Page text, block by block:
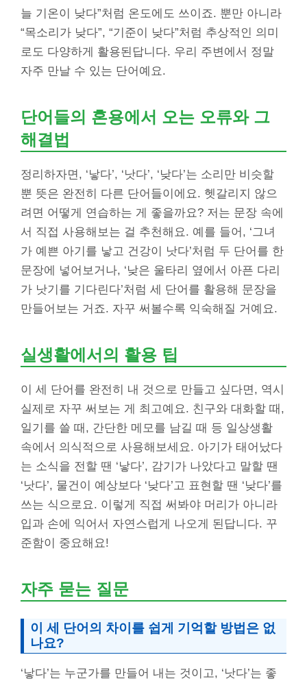
늘 기온이 낮다”처럼 온도에도 쓰이죠. 뿐만 아니라
“목소리가 낮다”, “기준이 낮다”처럼 추상적인 의미
로도 다양하게 활용된답니다. 우리 주변에서 정말
자주 만날 수 있는 단어예요.
단어들의 혼용에서 오는 오류와 그
해결법
정리하자면, ‘낳다’, ‘낫다’, ‘낮다’는 소리만 비슷할
뿐 뜻은 완전히 다른 단어들이에요. 헷갈리지 않으
려면 어떻게 연습하는 게 좋을까요? 저는 문장 속에
서 직접 사용해보는 걸 추천해요. 예를 들어, ‘그녀
가 예쁜 아기를 낳고 건강이 낫다’처럼 두 단어를 한
문장에 넣어보거나, ‘낮은 울타리 옆에서 아픈 다리
가 낫기를 기다린다’처럼 세 단어를 활용해 문장을
만들어보는 거죠. 자꾸 써볼수록 익숙해질 거예요.
실생활에서의 활용 팁
이 세 단어를 완전히 내 것으로 만들고 싶다면, 역시
실제로 자꾸 써보는 게 최고예요. 친구와 대화할 때,
일기를 쓸 때, 간단한 메모를 남길 때 등 일상생활
속에서 의식적으로 사용해보세요. 아기가 태어났다
는 소식을 전할 땐 ‘낳다’, 감기가 나았다고 말할 땐
‘낫다’, 물건이 예상보다 ‘낮다’고 표현할 땐 ‘낮다’를
쓰는 식으로요. 이렇게 직접 써봐야 머리가 아니라
입과 손에 익어서 자연스럽게 나오게 된답니다. 꾸
준함이 중요해요!
자주 묻는 질문
이 세 단어의 차이를 쉽게 기억할 방법은 없
나요?
‘낳다’는 누군가를 만들어 내는 것이고, ‘낫다’는 좋